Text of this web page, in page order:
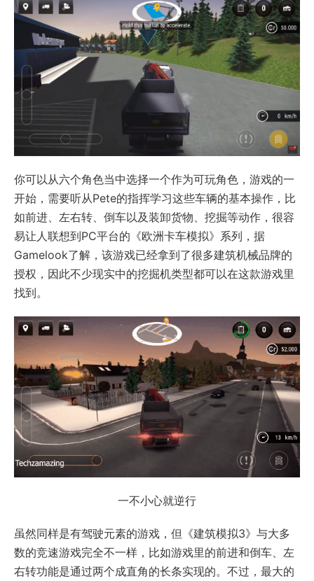
你可以从六个角色当中选择一个作为可玩角色，游戏的一
开始，需要听从Pete的指挥学习这些车辆的基本操作，比
如前进、左右转、倒车以及装卸货物、挖掘等动作，很容
易让人联想到PC平台的《欧洲卡车模拟》系列，据
Gamelook了解，该游戏已经拿到了很多建筑机械品牌的
授权，因此不少现实中的挖掘机类型都可以在这款游戏里
找到。
一不小心就逆行
虽然同样是有驾驶元素的游戏，但《建筑模拟3》与大多
数的竞速游戏完全不一样，比如游戏里的前进和倒车、左
右转功能是通过两个成直角的长条实现的。不过，最大的